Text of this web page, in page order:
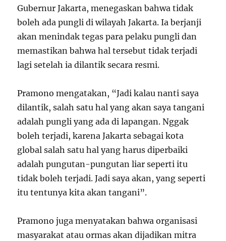
Gubernur Jakarta, menegaskan bahwa tidak
boleh ada pungli di wilayah Jakarta. Ia berjanji
akan menindak tegas para pelaku pungli dan
memastikan bahwa hal tersebut tidak terjadi
lagi setelah ia dilantik secara resmi.
Pramono mengatakan, “Jadi kalau nanti saya
dilantik, salah satu hal yang akan saya tangani
adalah pungli yang ada di lapangan. Nggak
boleh terjadi, karena Jakarta sebagai kota
global salah satu hal yang harus diperbaiki
adalah pungutan-pungutan liar seperti itu
tidak boleh terjadi. Jadi saya akan, yang seperti
itu tentunya kita akan tangani”.
Pramono juga menyatakan bahwa organisasi
masyarakat atau ormas akan dijadikan mitra